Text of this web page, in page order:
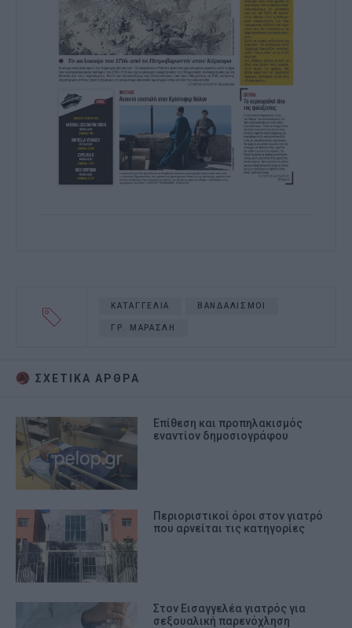
ΚΑΤΑΓΓΕΛΙΑ ΒΑΝΔΑΛΙΣΜΟΙ
ΓΡ. ΜΑΡΑΣΛΗ
ΣΧΕΤΙΚA AΡΘΡΑ
Επίθεση και προπηλακισμός
εναντίον δημοσιογράφου
Περιοριστικοί όροι στον γιατρό
που αρνείται τις κατηγορίες
Στον Εισαγγελέα γιατρός για
σεξουαλική παρενόχληση